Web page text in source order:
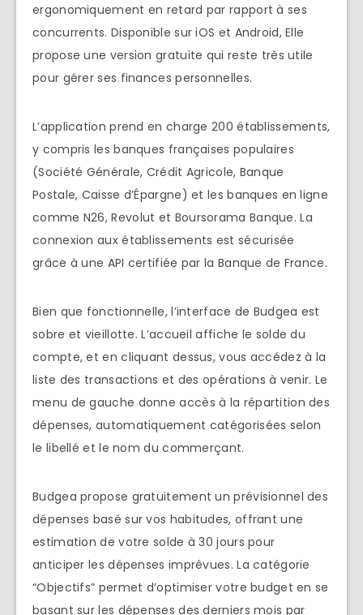
ergonomiquement en retard par rapport à ses
concurrents. Disponible sur iOS et Android, Elle
propose une version gratuite qui reste très utile
pour gérer ses finances personnelles.
L’application prend en charge 200 établissements,
y compris les banques françaises populaires
(Société Générale, Crédit Agricole, Banque
Postale, Caisse d’Épargne) et les banques en ligne
comme N26, Revolut et Boursorama Banque. La
connexion aux établissements est sécurisée
grâce à une API certifiée par la Banque de France.
Bien que fonctionnelle, l’interface de Budgea est
sobre et vieillotte. L’accueil affiche le solde du
compte, et en cliquant dessus, vous accédez à la
liste des transactions et des opérations à venir. Le
menu de gauche donne accès à la répartition des
dépenses, automatiquement catégorisées selon
le libellé et le nom du commerçant.
Budgea propose gratuitement un prévisionnel des
dépenses basé sur vos habitudes, offrant une
estimation de votre solde à 30 jours pour
anticiper les dépenses imprévues. La catégorie
“Objectifs” permet d’optimiser votre budget en se
basant sur les dépenses des derniers mois par